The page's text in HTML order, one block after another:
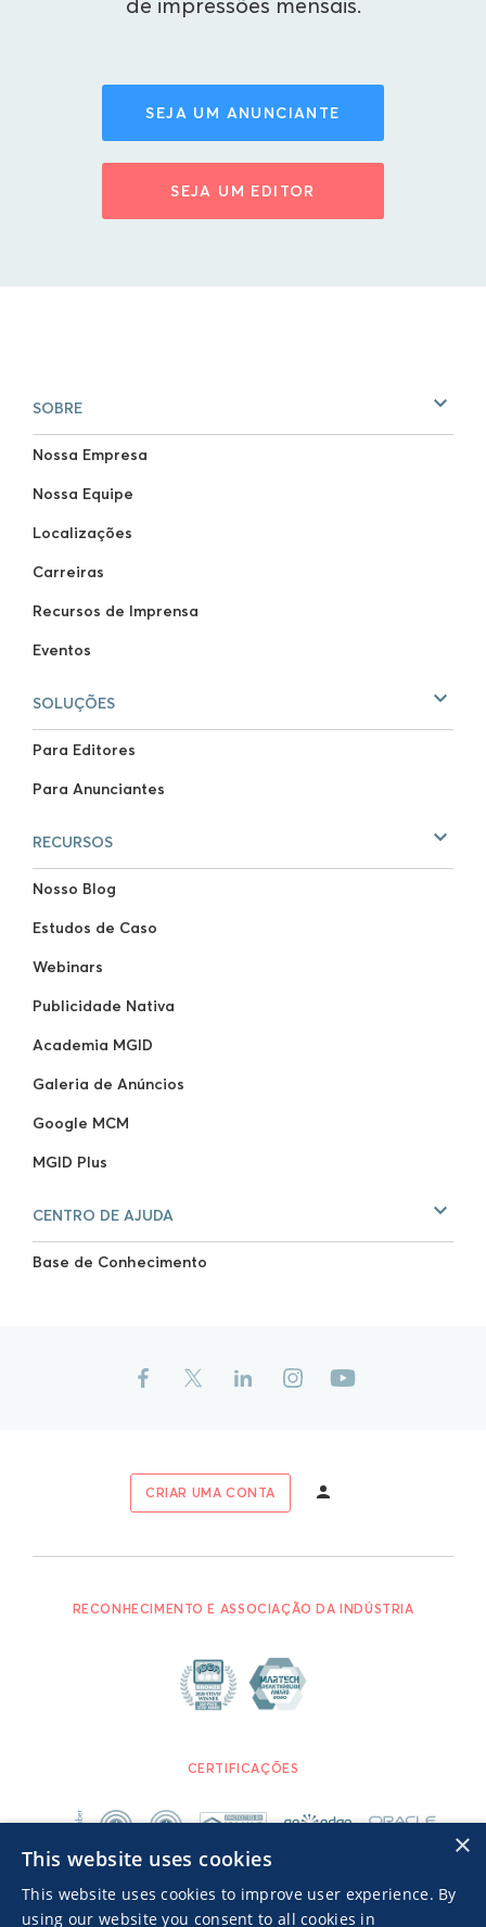
SEJA UM ANUNCIANTE
SEJA UM EDITOR
SOBRE
Nossa Empresa
Nossa Equipe
Localizações
Carreiras
Recursos de Imprensa
Eventos
SOLUÇÕES
Para Editores
Para Anunciantes
RECURSOS
Nosso Blog
Estudos de Caso
Webinars
Publicidade Nativa
Academia MGID
Galeria de Anúncios
Google MCM
MGID Plus
CENTRO DE AJUDA
Base de Conhecimento
CRIAR UMA CONTA
RECONHECIMENTO E ASSOCIAÇÃO DA INDÚSTRIA
CERTIFICAÇÕES
×
This website uses cookies
This website uses cookies to improve user experience. By
using our website you consent to all cookies in